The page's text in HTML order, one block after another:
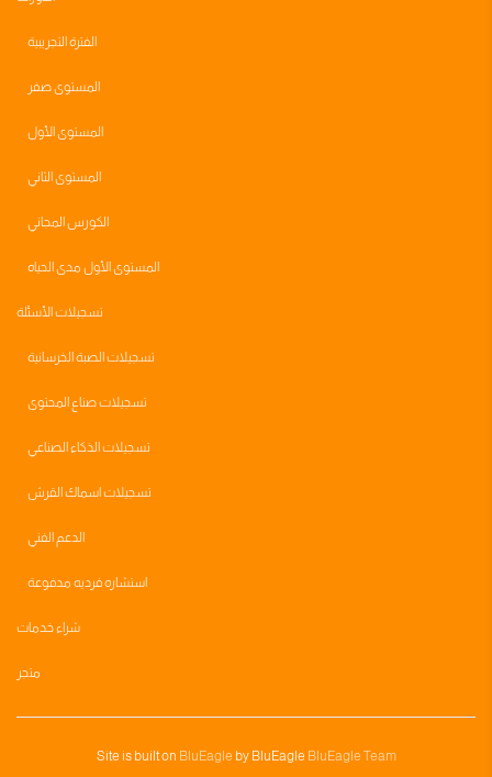
الفترة التجريبية
المستوى صفر
المستوى الأول
المستوى الثاني
الكورس المجاني
المستوى الأول مدى الحياه
تسجيلات الأسئلة
تسجيلات الصبة الخرسانية
تسجيلات صناع المحتوى
تسجيلات الذكاء الصناعي
تسجيلات اسماك القرش
الدعم الفني
استشاره فرديه مدفوعة
شراء خدمات
متجر
Site is built on BluEagle by BluEagle BluEagle Team